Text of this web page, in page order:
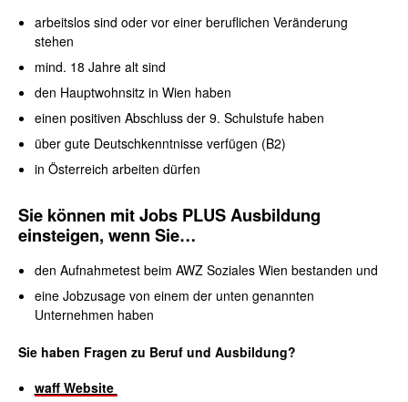
arbeitslos sind oder vor einer beruflichen Veränderung
stehen
mind. 18 Jahre alt sind
den Hauptwohnsitz in Wien haben
einen positiven Abschluss der 9. Schulstufe haben
über gute Deutschkenntnisse verfügen (B2)
in Österreich arbeiten dürfen
Sie können mit Jobs PLUS Ausbildung
einsteigen, wenn Sie…
den Aufnahmetest beim AWZ Soziales Wien bestanden und
eine Jobzusage von einem der unten genannten
Unternehmen haben
Sie haben Fragen zu Beruf und Ausbildung?
waff Website